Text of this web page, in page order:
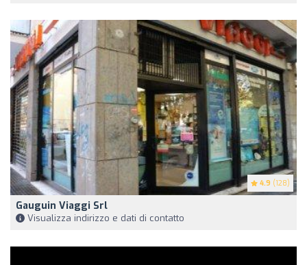
4.9 (128)
Gauguin Viaggi Srl
Visualizza indirizzo e dati di contatto